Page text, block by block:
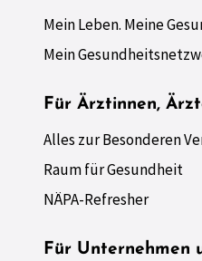
Mein Leben. Meine
Mein
Für Ärztinnen,
Alles zur Besonderen
Raum für Gesundheit
NÄPA-Refresher
Für Unternehmen